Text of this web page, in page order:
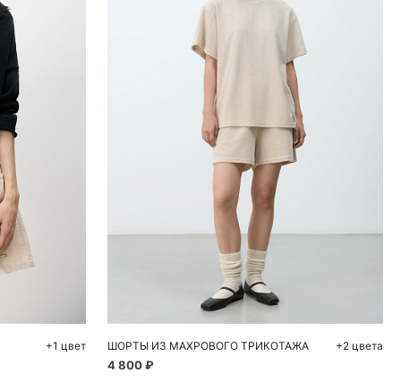
+1 цвет
Добавить в корзину
ШОРТЫ ИЗ МАХРОВОГО ТРИКОТАЖА
4 800 ₽
+2 цвета